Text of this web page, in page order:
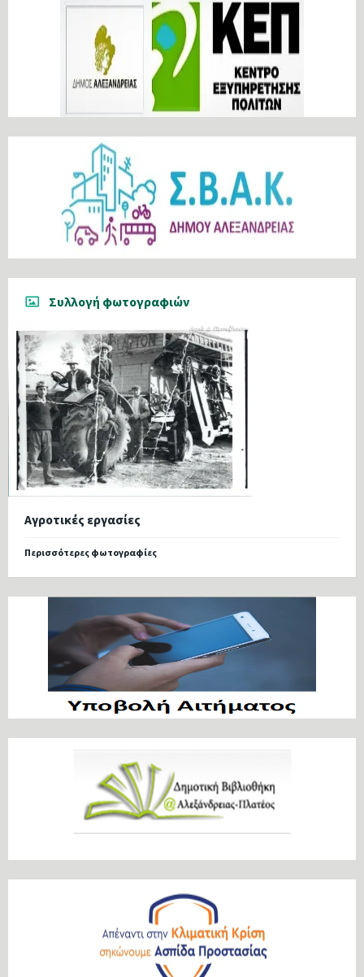
Συλλογή φωτογραφιών
Αγροτικές εργασίες
Περισσότερες φωτογραφίες